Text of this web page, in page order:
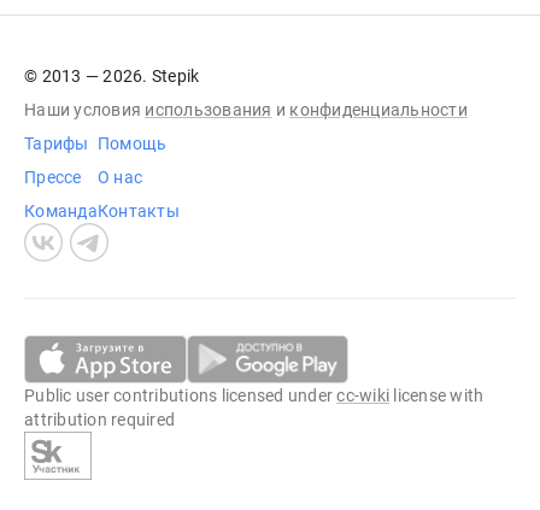
© 2013 — 2026. Stepik
Наши условия использования и конфиденциальности
Тарифы
Прессе
Команда
Помощь
О нас
Контакты
Public user contributions licensed undercc-wiki license with
attribution required